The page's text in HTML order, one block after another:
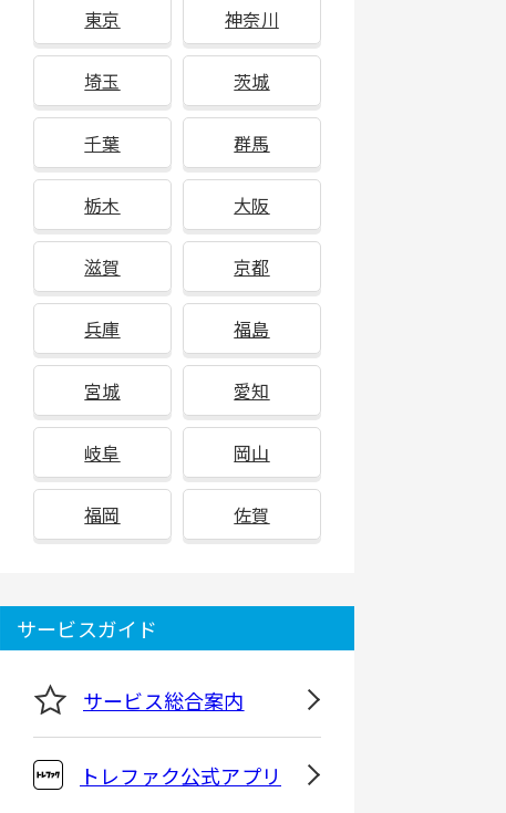
東京 神奈川
埼玉 茨城
千葉 群馬
栃木 大阪
滋賀 京都
兵庫 福島
宮城 愛知
岐阜 岡山
福岡 佐賀
サービスガイド
サービス総合案内
トレファク公式アプリ